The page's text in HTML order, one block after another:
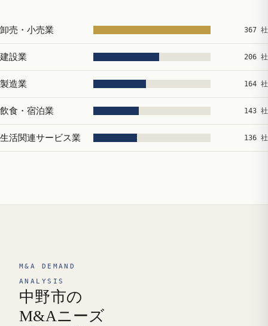
卸売・小売業 367 社
建設業 206 社
製造業 164 社
飲食・宿泊業 143 社
生活関連サービス業 136 社
M&A DEMAND
ANALYSIS
中野市の
M&Aニーズ